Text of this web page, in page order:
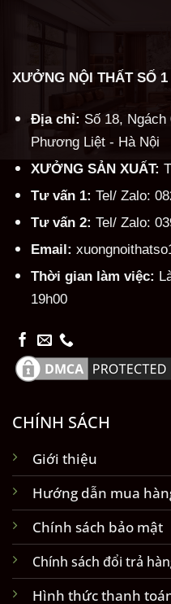
XƯỞNG NỘI THẤT SỐ 1
Địa chỉ: Số 18,
Phương Liệt - Hà Nội
XƯỞNG SẢN XUẤT:
Tư vấn 1: Tel/ Zalo:
Tư vấn 2: Tel/ Zalo:
Email:
Thời gian làm việc:
19h00
CHÍNH SÁCH
Giới thiệu
Hướng dẫn mua
Chính sách bảo mật
Chính sách đổi trả
Hình thức thanh